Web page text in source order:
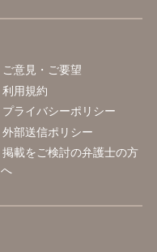
ご意見・ご要望
利用規約
プライバシーポリシー
外部送信ポリシー
掲載をご検討の弁護士の方
へ